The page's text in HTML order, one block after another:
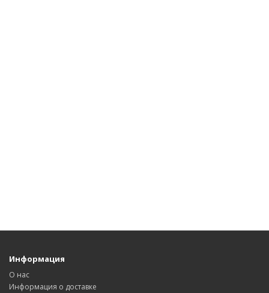
Информация
О нас
Информация о доставке